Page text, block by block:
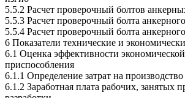
5.5.2 Расчет проверочный болтов
5.5.3 Расчет проверочный болта
5.5.4 Расчет проверочный болта
6 Показатели технические и
6.1 Оценка эффективности
приспособления
6.1.1 Определение затрат на
6.1.2 Заработная плата рабочих, занятых